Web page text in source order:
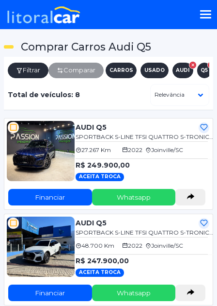
Comprar Carros Audi Q5
Filtrar Comparar CARROS USADO AUDI Q5
Total de veículos: 8
AUDI Q5
27.267 Km
2022 Joinville/SC
R$ 249.900,00
ACEITA TROCA
Financiar Whatsapp
AUDI Q5
48.700 Km
2022 Joinville/SC
R$ 247.900,00
ACEITA TROCA
Financiar Whatsapp